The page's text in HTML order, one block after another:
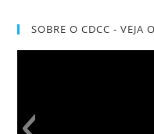
SOBRE O CDCC - VEJA